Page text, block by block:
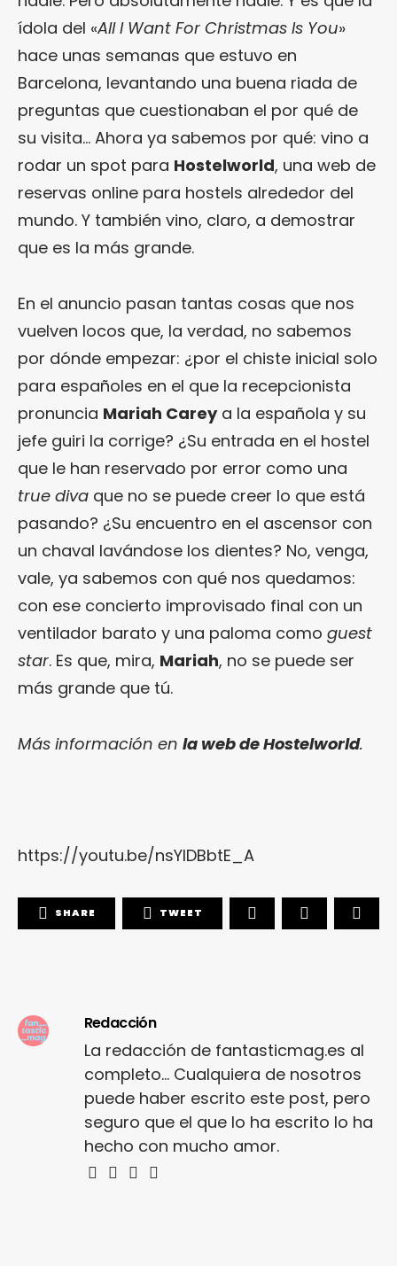
ídola del «All I Want For Christmas Is You»
hace unas semanas que estuvo en
Barcelona, levantando una buena riada de
preguntas que cuestionaban el por qué de
su visita… Ahora ya sabemos por qué: vino a
rodar un spot para Hostelworld, una web de
reservas online para hostels alrededor del
mundo. Y también vino, claro, a demostrar
que es la más grande.
En el anuncio pasan tantas cosas que nos
vuelven locos que, la verdad, no sabemos
por dónde empezar: ¿por el chiste inicial solo
para españoles en el que la recepcionista
pronuncia Mariah Careya la española y su
jefe guiri la corrige? ¿Su entrada en el hostel
que le han reservado por error como una
true diva que no se puede creer lo que está
pasando? ¿Su encuentro en el ascensor con
un chaval lavándose los dientes? No, venga,
vale, ya sabemos con qué nos quedamos:
con ese concierto improvisado final con un
ventilador barato y una paloma como guest
star. Es que, mira, Mariah, no se puede ser
más grande que tú.
Más información en la web de Hostelworld.
https://youtu.be/nsYIDBbtE_A
SHARE TWEET
Redacción
La redacción de fantasticmag.es al
completo... Cualquiera de nosotros
puede haber escrito este post, pero
seguro que el que lo ha escrito lo ha
hecho con mucho amor.